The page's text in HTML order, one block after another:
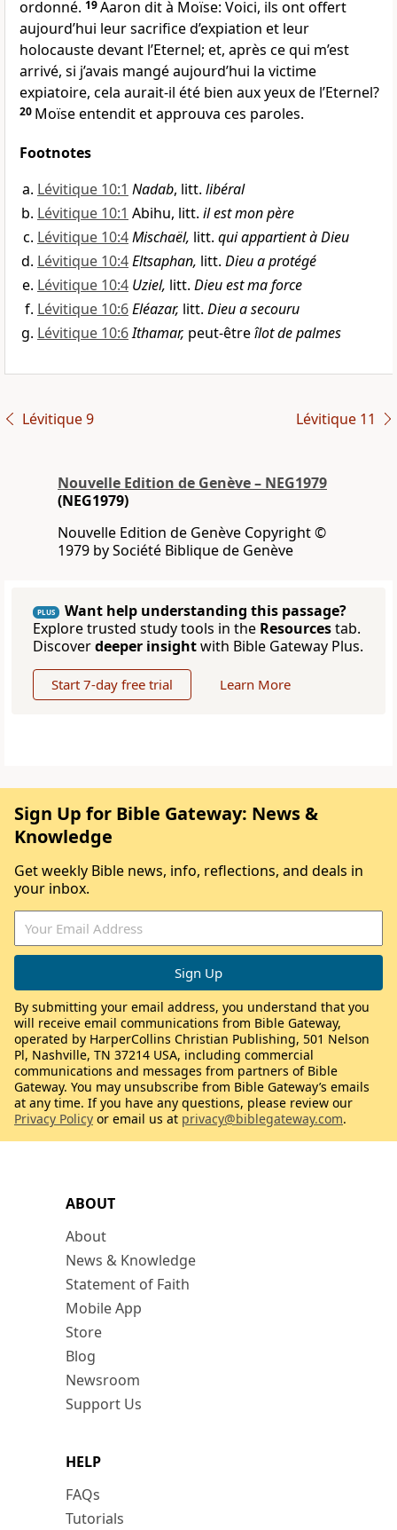
ordonné. 19Aaron dit à Moïse: Voici, ils ont offert
aujourd’hui leur sacrifice d’expiation et leur
holocauste devant l’Eternel; et, après ce qui m’est
arrivé, si j’avais mangé aujourd’hui la victime
expiatoire, cela aurait-il été bien aux yeux de l’Eternel?
20 Moïse entendit et approuva ces paroles.
Footnotes
Lévitique 10:1 Nadab, litt. libéral
Lévitique 10:1 Abihu, litt. il est mon père
Lévitique 10:4Mischaël, litt. qui appartient à Dieu
Lévitique 10:4Eltsaphan, litt. Dieu a protégé
Lévitique 10:4 Uziel, litt. Dieu est ma force
Lévitique 10:6Eléazar, litt. Dieu a secouru
Lévitique 10:6Ithamar, peut-êtreîlot de palmes
Lévitique 9 Lévitique 11
Nouvelle Edition de Genève – NEG1979
(NEG1979)
Nouvelle Edition de Genève Copyright ©
1979 by Société Biblique de Genève
PLUS
Want help understanding this passage?
Explore trusted study tools in the Resourcestab.
Discoverdeeper insightwith Bible Gateway Plus.
Start 7-day free trial Learn More
ABOUT
About
News & Knowledge
Statement of Faith
Mobile App
Store
Blog
Newsroom
Support Us
HELP
FAQs
Tutorials
Sign Up for Bible Gateway: News &
Knowledge
Get weekly Bible news, info, reflections, and deals in
your inbox.
By submitting your email address, you understand that you
will receive email communications from Bible Gateway,
operated by HarperCollins Christian Publishing, 501 Nelson
Pl, Nashville, TN 37214 USA, including commercial
communications and messages from partners of Bible
Gateway. You may unsubscribe from Bible Gateway’s emails
at any time. If you have any questions, please review our
Privacy Policy or email us at privacy@biblegateway.com.